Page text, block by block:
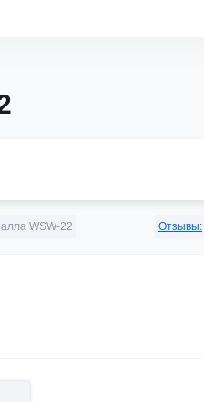
WSW-22 Отзывы: